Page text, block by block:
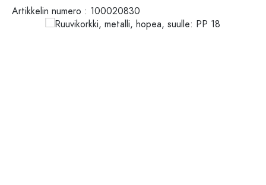
Artikkelin numero : 100020830